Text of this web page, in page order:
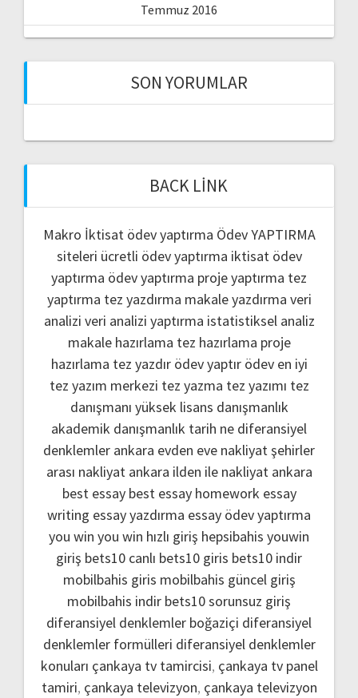
Temmuz 2016
SON YORUMLAR
BACK LINK
Makro İktisat ödev yaptırma Ödev YAPTIRMA
siteleri ücretli ödev yaptırma iktisat ödev
yaptırma ödev yaptırma proje yaptırma tez
yaptırma tez yazdırma makale yazdırma veri
analizi veri analizi yaptırma istatistiksel analiz
makale hazırlama tez hazırlama proje
hazırlama tez yazdır ödev yaptır ödev en iyi
tez yazım merkezi tez yazma tez yazımı tez
danışmanı yüksek lisans danışmanlık
akademik danışmanlık tarih ne diferansiyel
denklemler ankara evden eve nakliyatşehirler
arası nakliyat ankara ilden ile nakliyat ankara
best essay best essay homework essay
writing essay yazdırma essay ödev yaptırma
you win you win hızlı giriş hepsibahis youwin
giriş bets10 canlı bets10 giris bets10 indir
mobilbahis giris mobilbahis güncel giriş
mobilbahis indir bets10 sorunsuz giriş
diferansiyel denklemler boğaziçi diferansiyel
denklemler formülleri diferansiyel denklemler
konuları çankaya tv tamircisi, çankaya tv panel
tamiri, çankaya televizyon, çankaya televizyon